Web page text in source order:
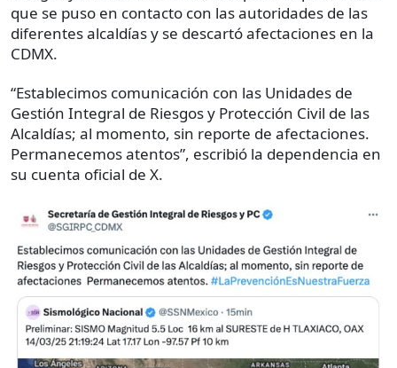
que se puso en contacto con las autoridades de las
diferentes alcaldías y se descartó afectaciones en la
CDMX.
“Establecimos comunicación con las Unidades de
Gestión Integral de Riesgos y Protección Civil de las
Alcaldías; al momento, sin reporte de afectaciones.
Permanecemos atentos”, escribió la dependencia en
su cuenta oficial de X.